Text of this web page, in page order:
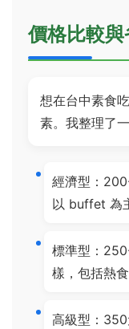
價格比較
想在台中素食
素。我整理了
經濟型：
以 buffet 為
標準型：
樣，包括熱食
高級型：